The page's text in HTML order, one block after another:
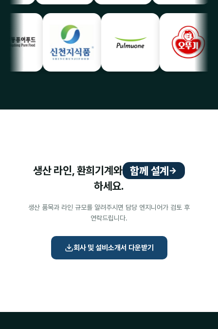
생산 라인, 환희기계와 함께 설계→
하세요.
생산 품목과 라인 규모를 알려주시면 담당 엔지니어가 검토 후
연락드립니다.
회사 및 설비소개서 다운받기